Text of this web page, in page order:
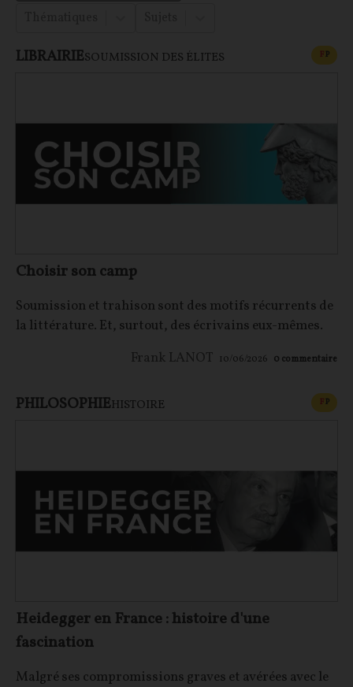
LIBRAIRIESOUMISSION DES ÉLITES FP
Choisir son camp
Soumission et trahison sont des motifs récurrents de
la littérature. Et, surtout, des écrivains eux-mêmes.
Frank LANOT 10/06/2026 0 commentaire
PHILOSOPHIEHISTOIRE FP
Heidegger en France : histoire d'une
fascination
Malgré ses compromissions graves et avérées avec le